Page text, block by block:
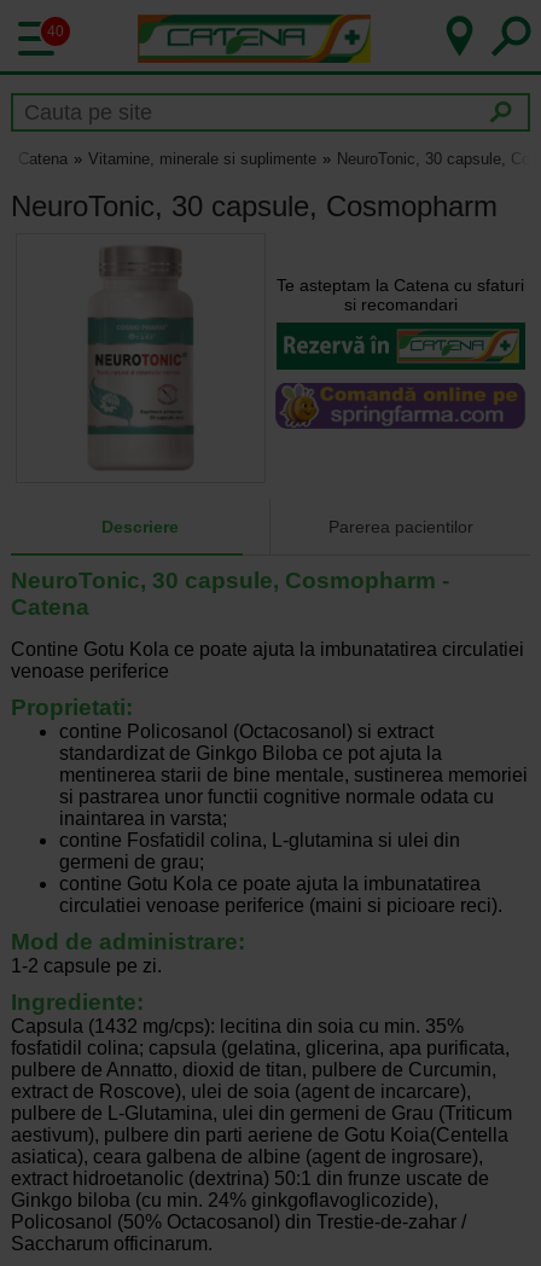
40
Catena Vitamine, minerale si suplimente NeuroTonic, 30 capsule,
NeuroTonic, 30 capsule, Cosmopharm
Te asteptam la Catena cu sfaturi
si recomandari
Descriere Parerea pacientilor
NeuroTonic, 30 capsule, Cosmopharm -
Catena
Contine Gotu Kola ce poate ajuta la imbunatatirea circulatiei
venoase periferice
Proprietati:
contine Policosanol (Octacosanol) si extract
standardizat de Ginkgo Biloba ce pot ajuta la
mentinerea starii de bine mentale, sustinerea memoriei
si pastrarea unor functii cognitive normale odata cu
inaintarea in varsta;
contine Fosfatidil colina, L-glutamina si ulei din
germeni de grau;
contine Gotu Kola ce poate ajuta la imbunatatirea
circulatiei venoase periferice (maini si picioare reci).
Mod de administrare:
1-2 capsule pe zi.
Ingrediente:
Capsula (1432 mg/cps): lecitina din soia cu min. 35%
fosfatidil colina; capsula (gelatina, glicerina, apa purificata,
pulbere de Annatto, dioxid de titan, pulbere de Curcumin,
extract de Roscove), ulei de soia (agent de incarcare),
pulbere de L-Glutamina, ulei din germeni de Grau (Triticum
aestivum), pulbere din parti aeriene de Gotu Koia(Centella
asiatica), ceara galbena de albine (agent de ingrosare),
extract hidroetanolic (dextrina) 50:1 din frunze uscate de
Ginkgo biloba (cu min. 24% ginkgoflavoglicozide),
Policosanol (50% Octacosanol) din Trestie-de-zahar /
Saccharum officinarum.